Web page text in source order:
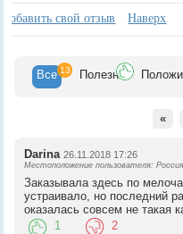
Отзывы
Добавить свой отзыв Наверх
Все 13 Полезн
«
Darina 26.11.2018 17:26
Местоположение пользователя:
Заказывала здесь по
устраивало, но последний
оказалась совсем не такая
1 2